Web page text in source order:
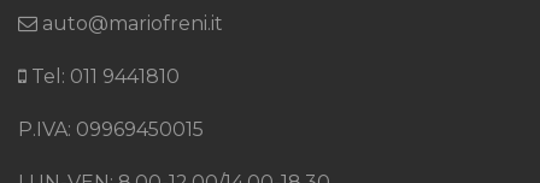
auto@mariofreni.it
Tel: 011 9441810
P.IVA: 09969450015